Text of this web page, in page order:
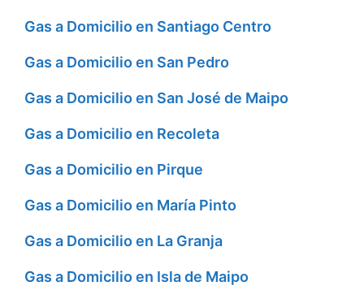
Gas a Domicilio en Santiago Centro
Gas a Domicilio en San Pedro
Gas a Domicilio en San José de Maipo
Gas a Domicilio en Recoleta
Gas a Domicilio en Pirque
Gas a Domicilio en María Pinto
Gas a Domicilio en La Granja
Gas a Domicilio en Isla de Maipo